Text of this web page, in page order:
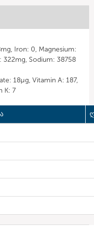
Iron: 0, Magnesium:
322mg, Sodium: 38758
18µg, Vitamin A: 187,
K: 7